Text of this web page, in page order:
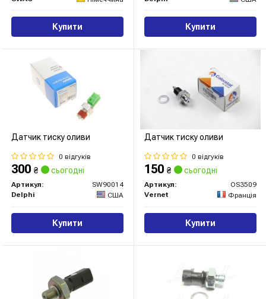
Купити Купити
Датчик тиску оливи
0 відгуків
300 ₴ сьогодні
Артикул:
SW90014
Delphi
США
Купити
Датчик тиску оливи
0 відгуків
150 ₴ сьогодні
Артикул:
OS3509
Vernet
Франція
Купити